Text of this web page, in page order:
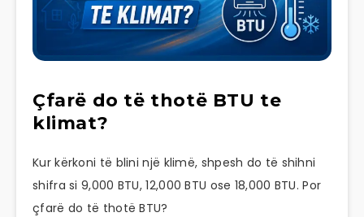
Çfarë do të thotë BTU te
klimat?
Kur kërkoni të blini një klimë, shpesh do të shihni
shifra si 9,000 BTU, 12,000 BTU ose 18,000 BTU. Por
çfarë do të thotë BTU?